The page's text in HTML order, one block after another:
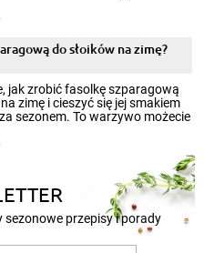
by cieszyć nimi oko w sezonie
atmosferę cieplejszych
słoików ze
pozwolą zachować świeżość
do słoików na zimę?
jak zrobić fasolkę szparagową
zimę i cieszyć się jej smakiem
sezonem. To warzywo możecie
sezonowe przepisy i porady